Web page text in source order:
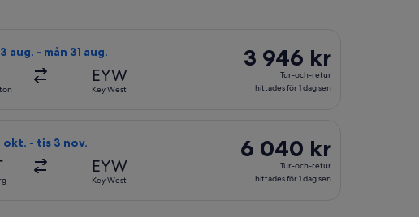
aug. - mån 31 aug.
EYW
Key West
3 946 kr
Tur-
och-
för
1
3 946 kr
Tur-och-retur
hittades för 1 dag sen
okt. - tis 3 nov.
EYW
Key West
6 040 kr
Tur-
och-
6 040 kr
Tur-och-retur
hittades för 1 dag sen